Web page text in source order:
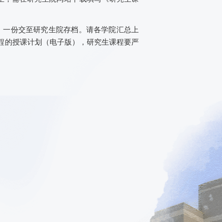
一份交至研究生院存档。请各学院汇总上
的授课计划（电子版 ），研究生课程要严